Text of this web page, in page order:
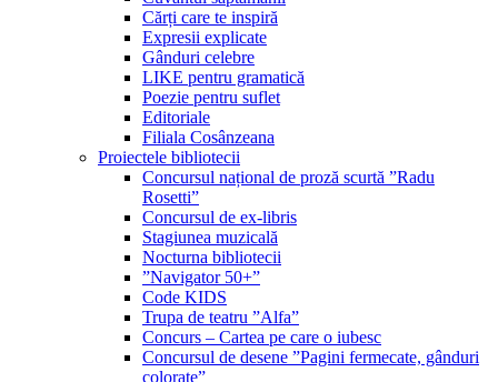
Cărți care te inspiră
Expresii explicate
Gânduri celebre
LIKE pentru gramatică
Poezie pentru suflet
Editoriale
Filiala Cosânzeana
Proiectele bibliotecii
Concursul național de proză scurtă ”Radu
Rosetti”
Concursul de ex-libris
Stagiunea muzicală
Nocturna bibliotecii
”Navigator 50+”
Code KIDS
Trupa de teatru ”Alfa”
Concurs – Cartea pe care o iubesc
Concursul de desene ”Pagini fermecate, gânduri
colorate”